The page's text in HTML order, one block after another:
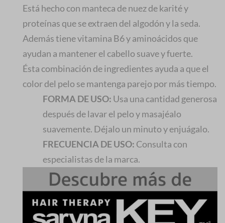
Está hecho con manteca de nuez de karité y
proteínas que se extraen del algodón y la seda.
Además tiene vitamina B6 y aminoácidos que
ayudan a mantener el cabello suave y fuerte.
Ésta combinación de ingredientes ayuda a que el
color del pelo se mantenga parejo por más tiempo.
FORMA DE USO: Usa una cantidad generosa
después de lavar el pelo y masajéalo
suavemente. Déjalo un minuto y enjuágalo.
FRECUENCIA DE USO: Consulta con
especialistas de la marca.